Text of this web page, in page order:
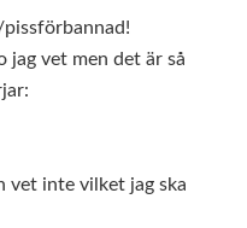
jag vet men det är så
vet inte vilket jag ska